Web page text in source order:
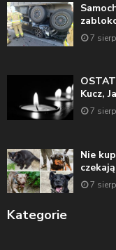
7
Kucz,
7
Nie
7
Kategorie